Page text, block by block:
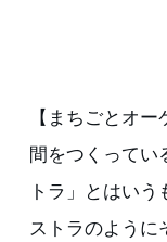
【まちごとオ
間をつくってい
トラ」とはい
ストラのように